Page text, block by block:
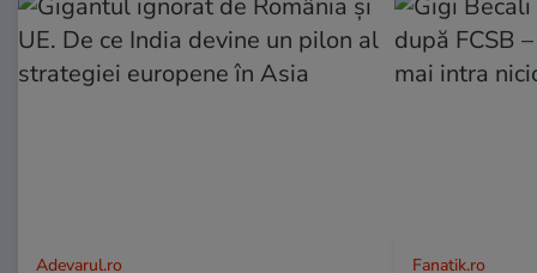
Adevarul.ro Fanatik.ro